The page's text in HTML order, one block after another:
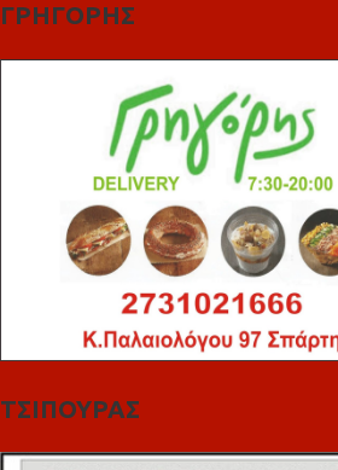
ΓΡΗΓΟΡΗΣ
ΤΣΙΠΟΥΡΑΣ